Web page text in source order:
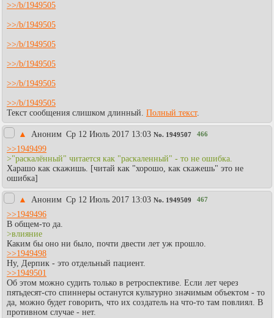
>>/b/1949505
>>/b/1949505
>>/b/1949505
>>/b/1949505
>>/b/1949505
>>/b/1949505
Текст сообщения слишком длинный. Полный текст.
▲ Аноним Ср 12 Июль 2017 13:03 No. 1949507 466
>>1949499
>"раскалённый" читается как "раскаленный" - то не ошибка.
Харашо как скажишь. [читай как "хорошо, как скажешь" это не
ошибка]
▲ Аноним Ср 12 Июль 2017 13:03 No. 1949509 467
>>1949496
В общем-то да.
>влияние
Каким бы оно ни было, почти двести лет уж прошло.
>>1949498
Ну, Дерпик - это отдельный пациент.
>>1949501
Об этом можно судить только в ретроспективе. Если лет через
пятьдесят-сто спиннеры останутся культурно значимым объектом - то
да, можно будет говорить, что их создатель на что-то там повлиял. В
противном случае - нет.